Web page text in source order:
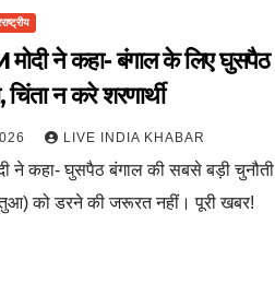
मोदी ने कहा- बंगाल के लिए घुसपैठ
न करे शरणार्थी
LIVE INDIA KHABAR
ने कहा- घुसपैठ बंगाल की सबसे बड़ी चुनौती
को डरने की जरूरत नहीं। पूरी खबर!